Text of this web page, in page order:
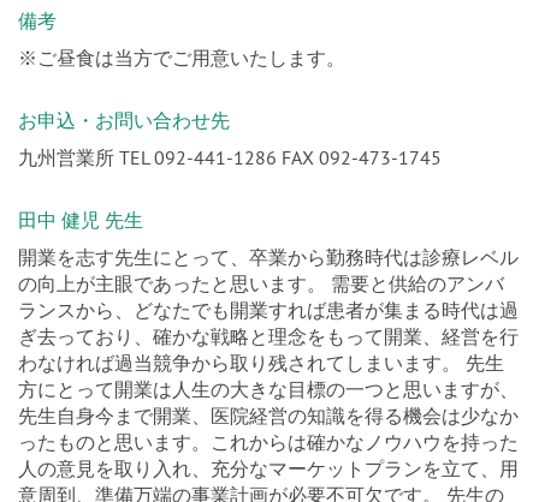
備考
※ご昼食は当方でご用意いたします。
お申込・お問い合わせ先
九州営業所 TEL 092-441-1286 FAX 092-473-1745
田中 健児 先生
開業を志す先生にとって、卒業から勤務時代は診療レベル
の向上が主眼であったと思います。 需要と供給のアンバ
ランスから、どなたでも開業すれば患者が集まる時代は過
ぎ去っており、確かな戦略と理念をもって開業、経営を行
わなければ過当競争から取り残されてしまいます。 先生
方にとって開業は人生の大きな目標の一つと思いますが、
先生自身今まで開業、医院経営の知識を得る機会は少なか
ったものと思います。これからは確かなノウハウを持った
人の意見を取り入れ、充分なマーケットプランを立て、用
意周到、準備万端の事業計画が必要不可欠です。 先生の